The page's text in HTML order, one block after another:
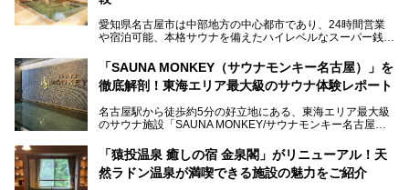
老朽化した設備の補修を機に、2年前からじっくり構想を練
ってきたというだけあって、館内の充実度は想像以上。
以前の4倍に拡張したという露天エリアや10の浴槽、40人収
容の巨大なスタジアムサウナに、岩盤浴やリラクゼーション
までまるごと楽しめる施設に生まれ変わりました。
今回は、全面リニューアルして新しくなった「スパアクアス
愛知県名古屋市は中部地方の中心都市であり、24時間営業
や宿泊可能、本格サウナを備えたハイレベルなスーパー銭湯
そのため、「日々の仕事の疲れを心身ともにリセットした
い」「休日に時間を忘れて1日中ダラダラ過ごしたい」「コ
くある点が魅力です！
お好みの温泉施設を見つけて楽しんでくださいね。
「SAUNA MONKEY（サウナモンキー名古屋）」を
徹底解剖！東海エリア最大級のサウナ体験レポート
名古屋駅から徒歩約5分の好立地にある、東海エリア最大級
のサウナ施設「SAUNA MONKEY/サウナモンキー名古屋」
「名古屋駅周辺ってサウナが少ないよね」という声をよく耳
にするだけあり、アクセスの良さにも胸が高鳴ります。
今回は普段は男性専用となっているパブリックサウナが、女
「猿投温泉 癒しの宿 金泉閣」がリニューアル！天
然ラドン温泉が満喫できる施設の魅力をご紹介